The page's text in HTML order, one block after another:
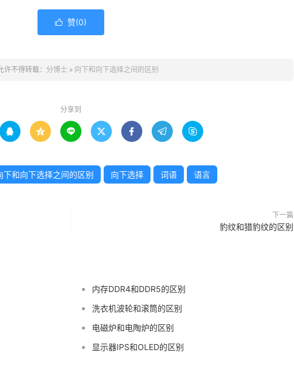
 赞(0)
许不得转载： 分博士 » 向下和向下选择之间的区别
分享到
      
下和向下选择之间的区别 向下选择 词语 语言
下一篇
豹纹和猎豹纹的区别
内存DDR4和DDR5的区别
洗衣机波轮和滚筒的区别
电磁炉和电陶炉的区别
显示器IPS和OLED的区别